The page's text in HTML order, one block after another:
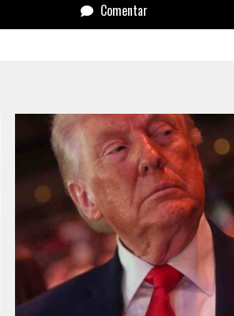
Comentar